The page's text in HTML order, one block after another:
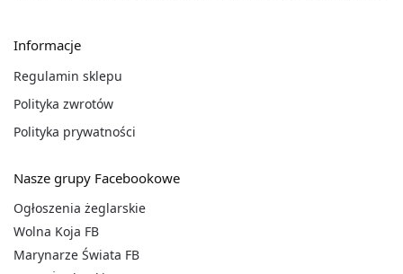
Informacje
Regulamin sklepu
Polityka zwrotów
Polityka prywatności
Nasze grupy Facebookowe
Ogłoszenia żeglarskie
Wolna Koja FB
Marynarze Świata FB